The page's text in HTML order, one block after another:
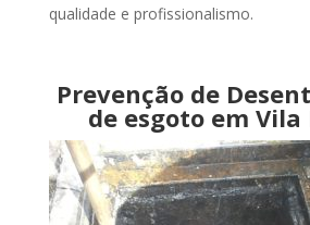
qualidade e profissionalismo.
Prevenção de
de esgoto em Vila